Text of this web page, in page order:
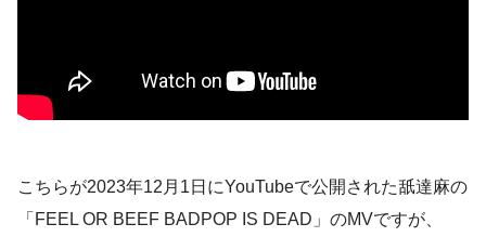
こちらが2023年12月1日にYouTubeで公開された舐達麻の
「FEEL OR BEEF BADPOP IS DEAD」のMVですが、